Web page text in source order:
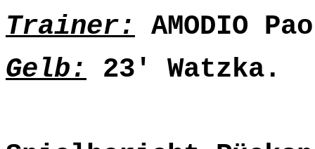
Trainer: AMODIO
Gelb: 23' Watzka.